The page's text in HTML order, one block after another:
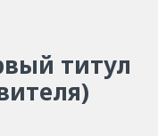
титул